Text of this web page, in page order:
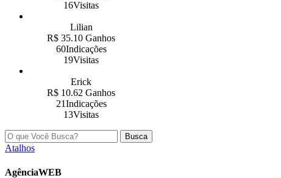
16Visitas
Lilian
R$ 35.10 Ganhos
60Indicações
19Visitas
Erick
R$ 10.62 Ganhos
21Indicações
13Visitas
Busca
Atalhos
AgênciaWEB